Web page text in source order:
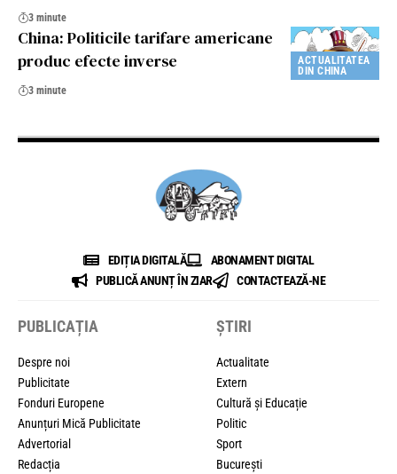
3 minute
ACTUALITATEA
DIN CHINA
China: Politicile tarifare americane
produc efecte inverse
3 minute
EDIȚIA DIGITALĂ
ABONAMENT DIGITAL
PUBLICĂ ANUNȚ ÎN ZIAR
CONTACTEAZĂ-NE
PUBLICAȚIA
Despre noi
Publicitate
Fonduri Europene
Anunțuri Mică Publicitate
Advertorial
Redacția
ȘTIRI
Actualitate
Extern
Cultură și Educație
Politic
Sport
București